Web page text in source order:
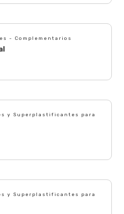
- Complementarios
y Superplastificantes para
y Superplastificantes para